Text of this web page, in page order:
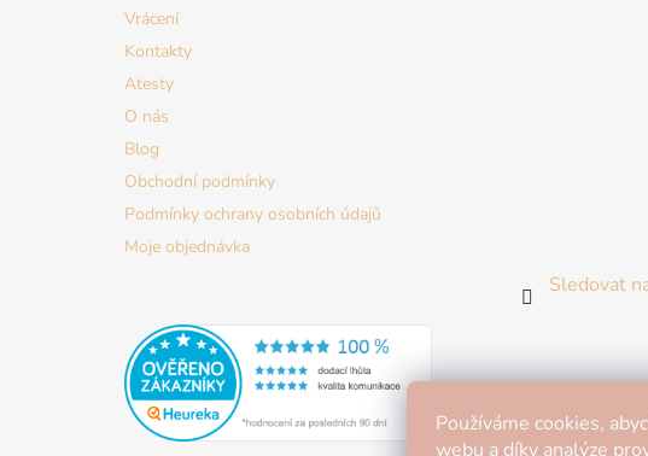
Používáme cookies,
webu a díky analýze
Vrácení
Kontakty
Atesty
O nás
Blog
Obchodní podmínky
Podmínky ochrany osobních údajů
Moje objednávka
Sledovat